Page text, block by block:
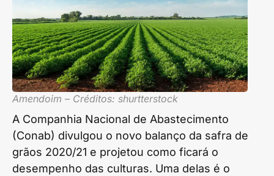
Amendoim – Créditos: shurtterstock
A Companhia Nacional de Abastecimento
(Conab) divulgou o novo balanço da safra de
grãos 2020/21 e projetou como ficará o
desempenho das culturas. Uma delas é o